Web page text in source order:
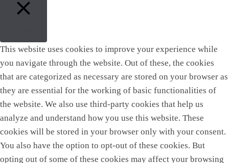
This website uses cookies to improve your experience while
you navigate through the website. Out of these, the cookies
that are categorized as necessary are stored on your browser as
they are essential for the working of basic functionalities of
the website. We also use third-party cookies that help us
analyze and understand how you use this website. These
cookies will be stored in your browser only with your consent.
You also have the option to opt-out of these cookies. But
opting out of some of these cookies may affect your browsing